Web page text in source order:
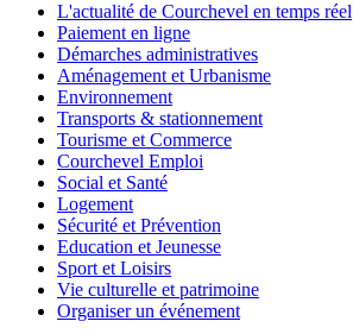
L'actualité de Courchevel en temps réel
Paiement en ligne
Démarches administratives
Aménagement et Urbanisme
Environnement
Transports & stationnement
Tourisme et Commerce
Courchevel Emploi
Social et Santé
Logement
Sécurité et Prévention
Education et Jeunesse
Sport et Loisirs
Vie culturelle et patrimoine
Organiser un événement